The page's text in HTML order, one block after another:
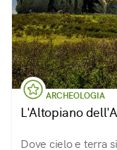
ARCHEOLOGIA
L'Altopiano
Dove cielo e terra